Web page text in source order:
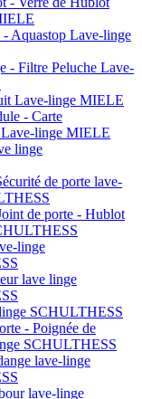
- Aquastop Lave-linge
- Filtre Peluche Lave-
Lave-linge MIELE
- Carte
linge MIELE
linge
de porte lave-
de porte - Hublot
linge
lave linge
SCHULTHESS
- Poignée de
SCHULTHESS
lave-linge
lave-linge